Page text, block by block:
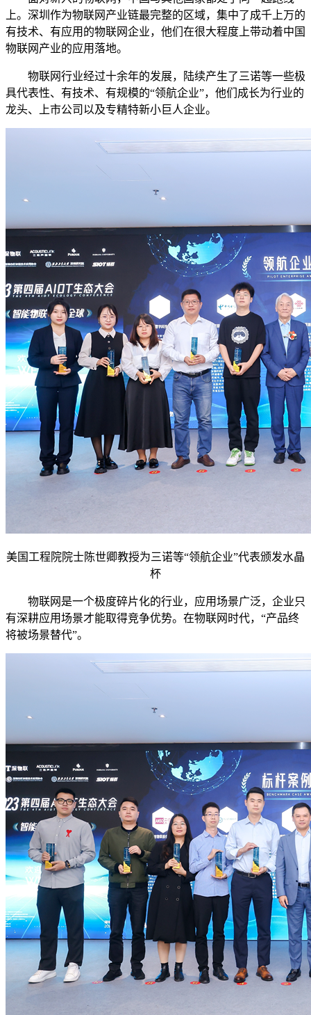
上。深圳作为物联网产业链最完整的区域，集中了成千上万的
有技术、有应用的物联网企业，他们在很大程度上带动着中国
物联网产业的应用落地。
物联网行业经过十余年的发展，陆续产生了三诺等一些极
具代表性、有技术、有规模的“领航企业”，他们成长为行业的
龙头、上市公司以及专精特新小巨人企业。
美国工程院院士陈世卿教授为三诺等“领航企业”代表颁发水晶
杯
物联网是一个极度碎片化的行业，应用场景广泛，企业只
有深耕应用场景才能取得竞争优势。在物联网时代，“产品终
将被场景替代”。